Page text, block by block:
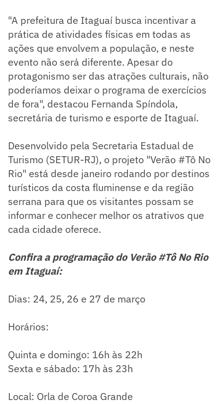
"A prefeitura de Itaguaí busca incentivar a
prática de atividades físicas em todas as
ações que envolvem a população, e neste
evento não será diferente. Apesar do
protagonismo ser das atrações culturais, não
poderíamos deixar o programa de exercícios
de fora", destacou Fernanda Spíndola,
secretária de turismo e esporte de Itaguaí.
Desenvolvido pela Secretaria Estadual de
Turismo (SETUR-RJ), o projeto "Verão #Tô No
Rio" está desde janeiro rodando por destinos
turísticos da costa fluminense e da região
serrana para que os visitantes possam se
informar e conhecer melhor os atrativos que
cada cidade oferece.
Confira a programação do Verão #Tô No Rio
em Itaguaí:
Dias: 24, 25, 26 e 27 de março
Horários:
Quinta e domingo: 16h às 22h
Sexta e sábado: 17h às 23h
Local: Orla de Coroa Grande